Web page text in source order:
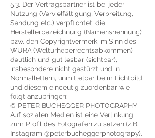
5.3. Der Vertragspartner ist bei jeder
Nutzung (Vervielfältigung, Verbreitung,
Sendung etc.) verpflichtet, die
Herstellerbezeichnung (Namensnennung)
bzw. den Copyrightvermerk im Sinn des
WURA (Welturheberrechtsabkommen)
deutlich und gut lesbar (sichtbar),
insbesondere nicht gestürzt und in
Normallettern, unmittelbar beim Lichtbild
und diesem eindeutig zuordenbar wie
folgt anzubringen:
© PETER BUCHEGGER PHOTOGRAPHY
Auf sozialen Medien ist eine Verlinkung
zum Profil des Fotografen zu setzen (z.B.
Instagram @peterbucheggerphotograpy).